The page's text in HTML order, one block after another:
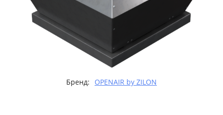
Бренд: OPENAIR by ZILON